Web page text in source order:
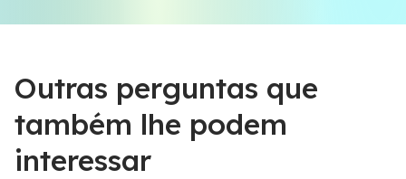
Outras perguntas que
também lhe podem
interessar